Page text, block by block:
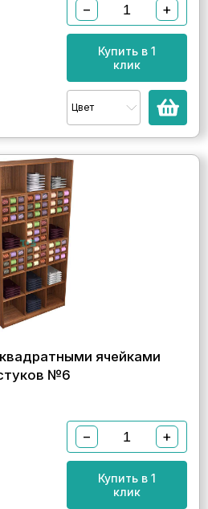
− +
Купить в 1
клик
Цвет
ячейками
№6
− +
Купить в 1
клик